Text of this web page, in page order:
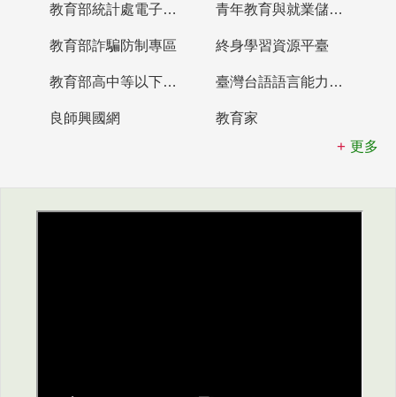
教育部統計處電子書櫃 青年教育與就業儲蓄帳戶
教育部詐騙防制專區 終身學習資源平臺
教育部高中等以下學校及幼兒園教師資格檢定考試 臺灣台語語言能力認證網站
良師興國網
教育家
更多